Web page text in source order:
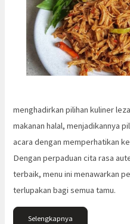
menghadirkan pilihan kuliner
makanan halal, menjadikannya
acara dengan memperhatikan
Dengan perpaduan cita rasa
terbaik, menu ini menawarkan
terlupakan bagi semua tamu.
Selengkapnya